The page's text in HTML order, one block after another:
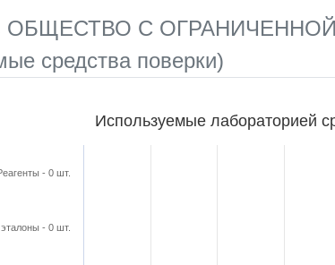
ОБЩЕСТВО С
средства поверки)
Используемые лабораторией
- 0 шт.
- 0 шт.